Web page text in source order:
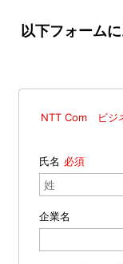
以下フォーム
NTT Com ビジ
氏名
企業名